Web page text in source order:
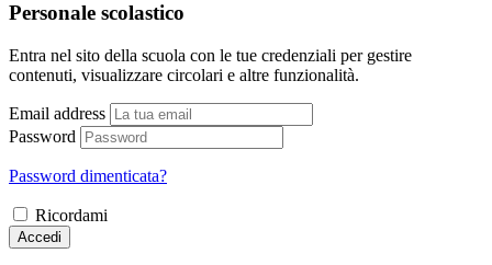
Personale scolastico
Entra nel sito della scuola con le tue credenziali per gestire
contenuti, visualizzare circolari e altre funzionalità.
Email address
Password
Password dimenticata?
Ricordami
Accedi